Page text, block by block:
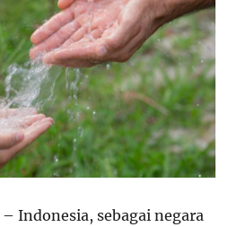
– Indonesia, sebagai negara